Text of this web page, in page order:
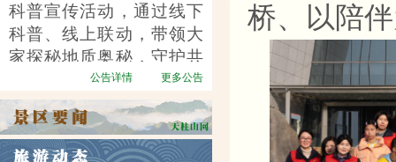
科普宣传活动，通过线下
科普、线上联动，带领大
家探秘地质奥秘，守护共
更多公告
公告详情
桥、以陪